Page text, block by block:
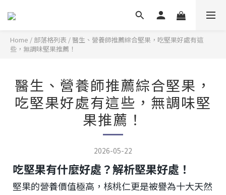
Home / 部落格列表 / 醫生、營養師推薦綜合堅果，吃堅果好處有這
些，無調味堅果推薦！
醫生、營養師推薦綜合堅果，
吃堅果好處有這些，無調味堅
果推薦！
2026-05-22
吃堅果有什麼好處？解析堅果好處！
堅果的營養價值極高，核桃仁更是被譽為十大天然